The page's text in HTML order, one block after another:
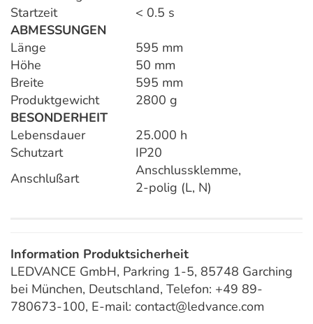
Startzeit
< 0.5 s
ABMESSUNGEN
Länge
595 mm
Höhe
50 mm
Breite
595 mm
Produktgewicht
2800 g
BESONDERHEIT
Lebensdauer
25.000 h
Schutzart
IP20
Anschlußart
Anschlussklemme,
2-polig (L, N)
Information Produktsicherheit
LEDVANCE GmbH, Parkring 1-5, 85748 Garching
bei München, Deutschland, Telefon: +49 89-
780673-100, E-mail: contact@ledvance.com